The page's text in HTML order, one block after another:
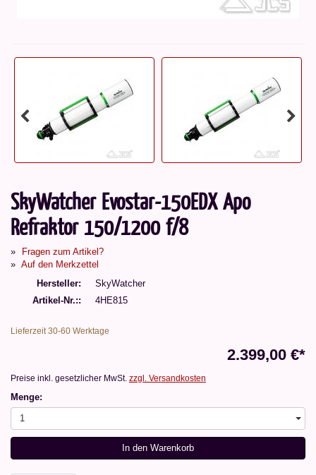
SkyWatcher Evostar-150EDX Apo
Refraktor 150/1200 f/8
Fragen zum Artikel?
Auf den Merkzettel
Hersteller
SkyWatcher
Artikel-Nr.:
4HE815
Lieferzeit 30-60 Werktage
2.399,00 €*
Preise inkl. gesetzlicher MwSt. zzgl. Versandkosten
Menge:
1
In den Warenkorb